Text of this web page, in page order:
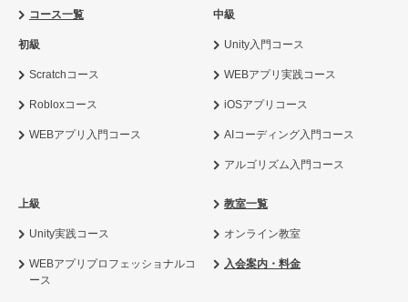
コース一覧
初級
Scratchコース
Robloxコース
WEBアプリ入門コース
中級
Unity入門コース
WEBアプリ実践コース
iOSアプリコース
AIコーディング入門コース
アルゴリズム入門コース
上級
Unity実践コース
WEBアプリプロフェッショナルコ
ース
教室一覧
オンライン教室
入会案内・料金